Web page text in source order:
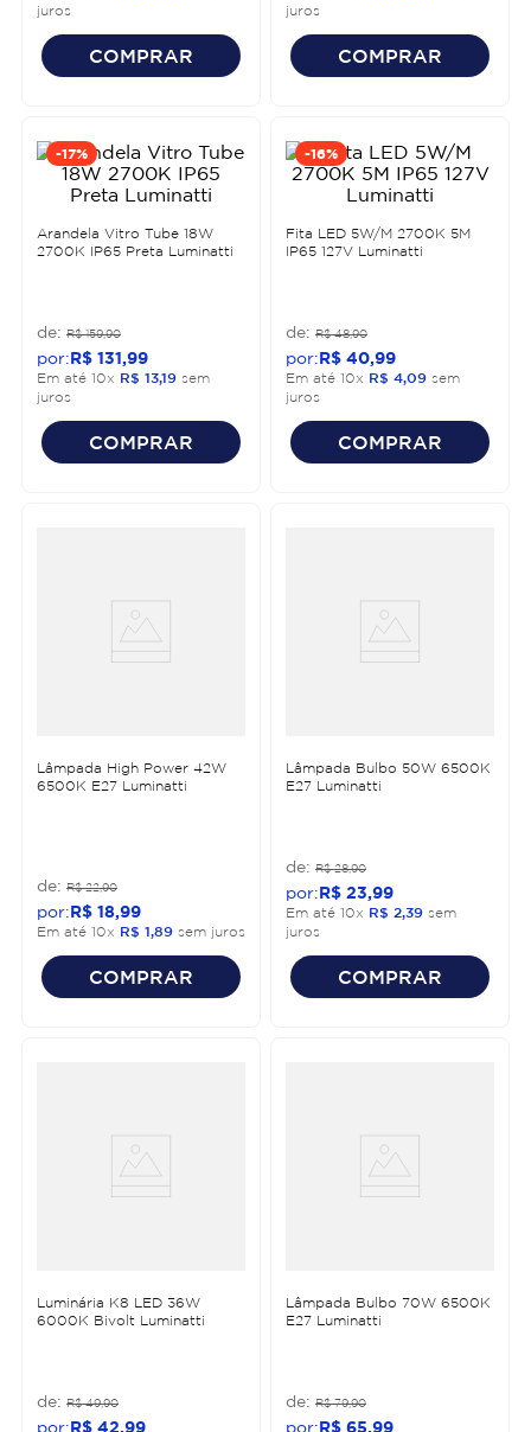
juros
COMPRAR
juros
COMPRAR
-17%
Arandela Vitro Tube 18W
2700K IP65 Preta Luminatti
R$ 159,90
R$ 131 99
Em até 10x R$ 1319 sem
juros
COMPRAR
-16%
Fita LED 5W/M 2700K 5M
IP65 127V Luminatti
R$ 48,90
R$ 40 99
Em até 10x R$ 4 09 sem
juros
COMPRAR
Lâmpada High Power 42W
6500K E27 Luminatti
R$ 22,90
R$ 18 99
Em até 10x R$ 1 89 sem juros
COMPRAR
Lâmpada Bulbo 50W 6500K
E27 Luminatti
R$ 28,90
R$ 23 99
Em até 10x R$ 2 39 sem
juros
COMPRAR
Luminária K8 LED 36W
6000K Bivolt Luminatti
R$ 49,90
R$ 42 99
Lâmpada Bulbo 70W 6500K
E27 Luminatti
R$ 79,90
R$ 65 99